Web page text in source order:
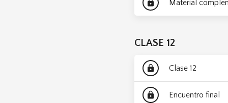
lock Material
CLASE 12
lock Clase 12
lock Encuentro final